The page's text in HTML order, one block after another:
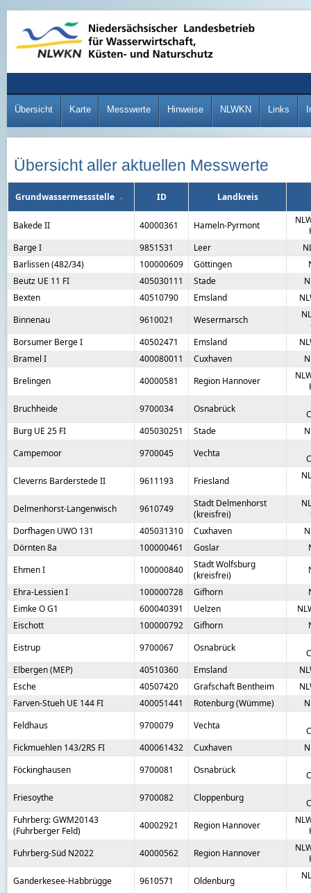
Übersicht Karte Messwerte Hinweise NLWKN Links
Übersicht aller aktuellen Messwerte
Grundwassermessstelle ID Landkreis
Bakede II 40000361 Hameln-Pyrmont
Barge I
9851531 Leer
Barlissen (482/34)
100000609 Göttingen
Beutz UE 11 FI
405030111 Stade
Bexten
40510790 Emsland
Binnenau
9610021 Wesermarsch
Borsumer Berge I
40502471 Emsland
Bramel I
400080011 Cuxhaven
Brelingen
40000581 Region Hannover
Bruchheide
9700034 Osnabrück
Burg UE 25 FI
405030251 Stade
Campemoor
9700045 Vechta
Cleverns Barderstede II
9611193 Friesland
Delmenhorst-Langenwisch
9610749
Stadt Delmenhorst
(kreisfrei)
Dorfhagen UWO 131
405031310 Cuxhaven
Dörnten 8a
100000461 Goslar
Ehmen I
100000840
Stadt Wolfsburg
(kreisfrei)
Ehra-Lessien I
100000728 Gifhorn
Eimke O G1
600040391 Uelzen
Eischott
100000792 Gifhorn
Eistrup
9700067 Osnabrück
Elbergen (MEP)
40510360 Emsland
Esche
40507420 Grafschaft Bentheim
Farven-Stueh UE 144 FI
400051441 Rotenburg (Wümme)
Feldhaus
9700079 Vechta
Fickmuehlen 143/2RS FI
400061432 Cuxhaven
Föckinghausen
9700081 Osnabrück
Friesoythe
9700082 Cloppenburg
Fuhrberg: GWM20143
(Fuhrberger Feld)
40002921 Region Hannover
Fuhrberg-Süd N2022
40000562 Region Hannover
Ganderkesee-Habbrügge
9610571 Oldenburg